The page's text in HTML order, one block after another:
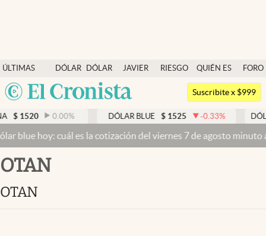
ÚLTIMAS
NOTICIAS
DÓLAR
DÓLAR
BLUE
JAVIER
RIESGO
QUIÉN ES
QUIÉN
FORO
Argentina
México
Dólar
Members
Economía y Política
Finanzas y Mercados
Mercados Online
Suscribite x $999
0.00 % DÓLAR BLUE $ 1525 -0.33% DÓLAR TARJETA
cuál es la cotización del viernes 7 de agosto minuto a minuto
OTAN
OTAN